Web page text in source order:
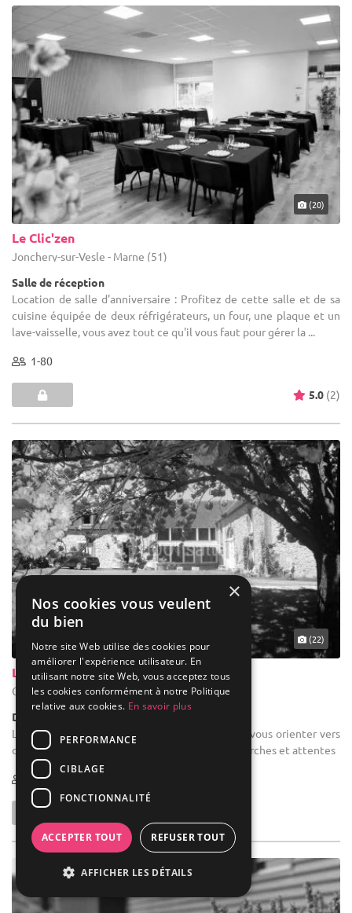
(20)
Le Clic'zen
Jonchery-sur-Vesle - Marne (51)
Salle de réception
Location de salle d'anniversaire : Profitez de cette salle et de sa
cuisine équipée de deux réfrigérateurs, un four, une plaque et un
lave-vaisselle, vous avez tout ce qu'il vous faut pour gérer la ...
1-80
5.0 (2)
(22)
La Grange De Corfélix
Corfélix - Marne (51)
Demeure de caractère / Grange
Location de salle d'anniversaire : Possibilité de vous orienter vers
des prestataires locaux en fonction de vos recherches et attentes
20-130
×
Nos cookies vous veulent
du bien
Notre site Web utilise des cookies pour
améliorer l'expérience utilisateur. En
utilisant notre site Web, vous acceptez tous
les cookies conformément à notre Politique
relative aux cookies. En savoir plus
PERFORMANCE
CIBLAGE
FONCTIONNALITÉ
ACCEPTER TOUT REFUSER TOUT
AFFICHER LES DÉTAILS